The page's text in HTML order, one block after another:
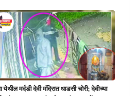
येथील मर्दडी देवी मंदिरात धाडसी चोरी; देवीच्या